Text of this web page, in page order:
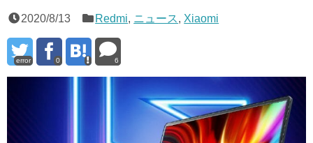
2020/8/13 Redmi, ニュース, Xiaomi
error 0 6